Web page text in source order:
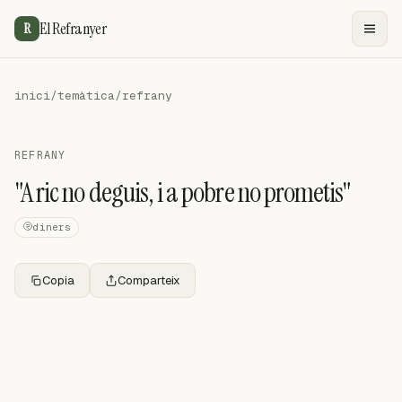
R El Refranyer
inici/temàtica/refrany
REFRANY
"A ric no deguis, i a pobre no prometis"
diners
Copia Comparteix